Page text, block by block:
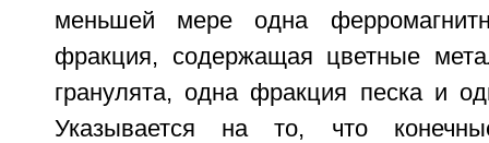
меньшей мере одна
фракция, содержащая цветные
гранулята, одна фракция песка и
Указывается на то, что